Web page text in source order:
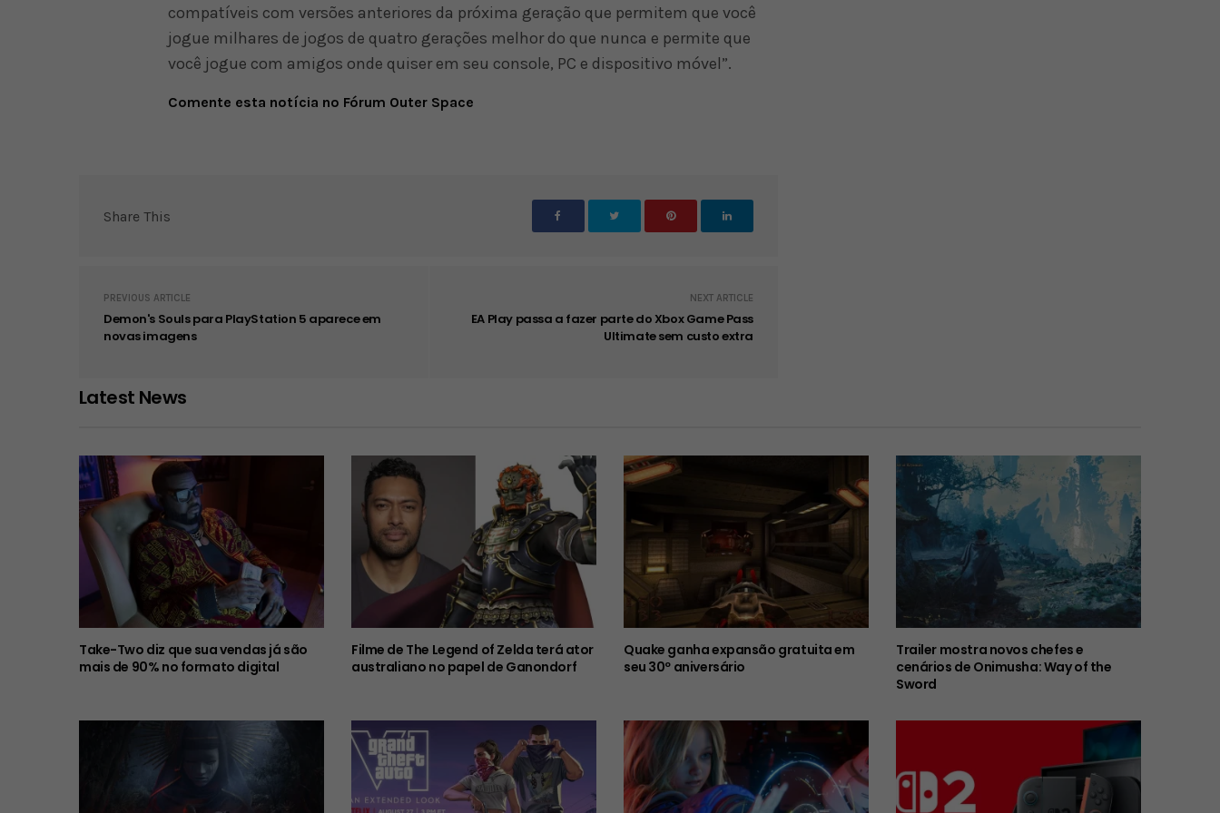
compatíveis com versões anteriores da próxima geração que permitem que você
jogue milhares de jogos de quatro gerações melhor do que nunca e permite que
você jogue com amigos onde quiser em seu console, PC e dispositivo móvel”.
Comente esta notícia no Fórum Outer Space
Share This
PREVIOUS ARTICLE
Demon's Souls para PlayStation 5 aparece em
novas imagens
NEXT ARTICLE
EA Play passa a fazer parte do Xbox Game Pass
Ultimate sem custo extra
Latest News
Take-Two diz que sua vendas já são
mais de 90% no formato digital
Filme de The Legend of Zelda terá ator
australiano no papel de Ganondorf
Quake ganha expansão gratuita em
seu 30º aniversário
Trailer mostra novos chefes e
cenários de Onimusha: Way of the
Sword